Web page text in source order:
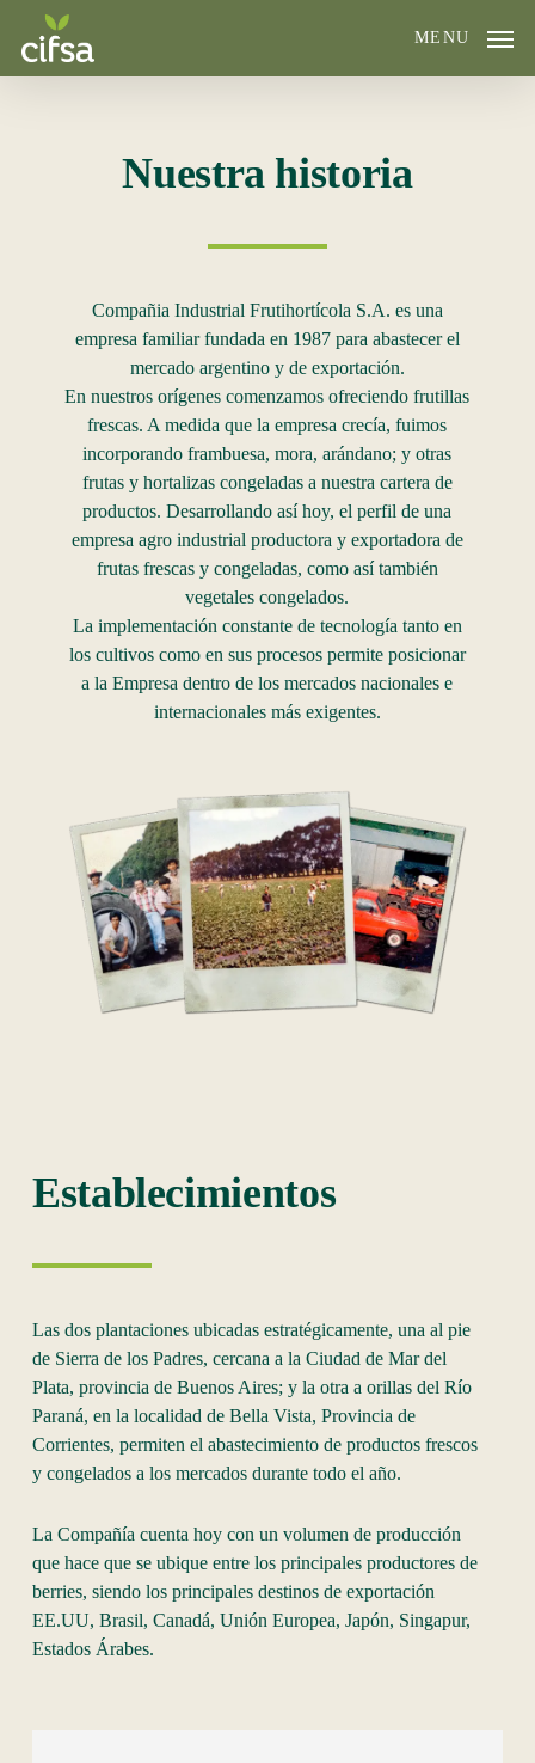
MENU
Nuestra historia
Compañia Industrial Frutihortícola S.A. es una
empresa familiar fundada en 1987 para abastecer el
mercado argentino y de exportación.
En nuestros orígenes comenzamos ofreciendo frutillas
frescas. A medida que la empresa crecía, fuimos
incorporando frambuesa, mora, arándano; y otras
frutas y hortalizas congeladas a nuestra cartera de
productos. Desarrollando así hoy, el perfil de una
empresa agro industrial productora y exportadora de
frutas frescas y congeladas, como así también
vegetales congelados.
La implementación constante de tecnología tanto en
los cultivos como en sus procesos permite posicionar
a la Empresa dentro de los mercados nacionales e
internacionales más exigentes.
Establecimientos
Las dos plantaciones ubicadas estratégicamente, una al pie
de Sierra de los Padres, cercana a la Ciudad de Mar del
Plata, provincia de Buenos Aires; y la otra a orillas del Río
Paraná, en la localidad de Bella Vista, Provincia de
Corrientes, permiten el abastecimiento de productos frescos
y congelados a los mercados durante todo el año.
La Compañía cuenta hoy con un volumen de producción
que hace que se ubique entre los principales productores de
berries, siendo los principales destinos de exportación
EE.UU, Brasil, Canadá, Unión Europea, Japón, Singapur,
Estados Árabes.